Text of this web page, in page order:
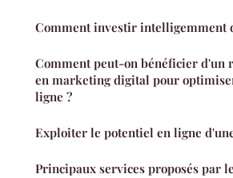
Comment investir intelligemment
Comment peut-on bénéficier d'un
en marketing digital pour
ligne ?
Exploiter le potentiel en ligne
Principaux services proposés par